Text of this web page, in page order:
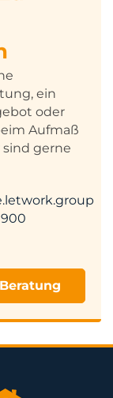
ein
oder
Aufmaß
gerne
900